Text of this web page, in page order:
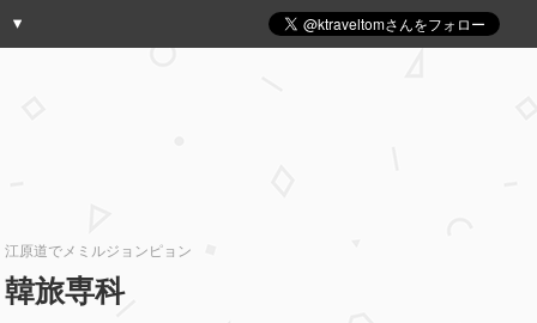
江原道でメミルジョンピョン
韓旅専科